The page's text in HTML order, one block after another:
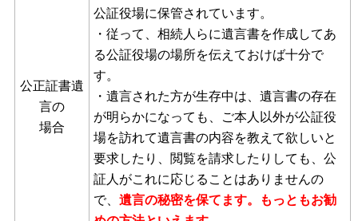
公正証書遺
言の
場合
公証役場に保管されています。
・従って、相続人らに遺言書を作成してあ
る公証役場の場所を伝えておけば十分で
す。
・遺言された方が生存中は、遺言書の存在
が明らかになっても、ご本人以外が公証役
場を訪れて遺言書の内容を教えて欲しいと
要求したり、閲覧を請求したりしても、公
証人がこれに応じることはありませんの
で、遺言の秘密を保てます。もっともお勧